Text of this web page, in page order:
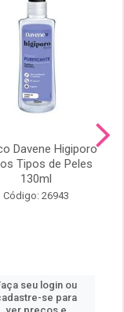
Davene Higiporo
Tipos de Peles
130ml
Código: 26943
seu login ou
se para